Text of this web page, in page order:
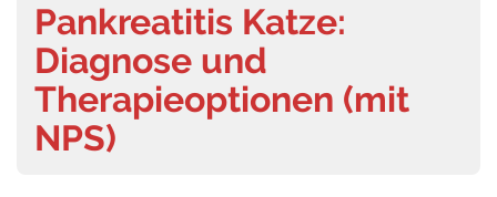
Pankreatitis Katze:
Diagnose und
Therapieoptionen (mit
NPS)